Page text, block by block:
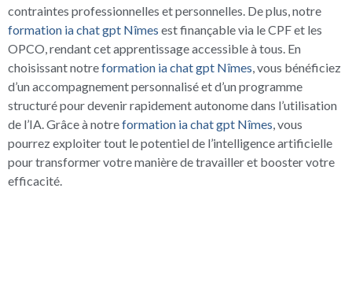
contraintes professionnelles et personnelles. De plus, notre
formation ia chat gpt Nîmes est finançable via le CPF et les
OPCO, rendant cet apprentissage accessible à tous. En
choisissant notreformation ia chat gpt Nîmes , vous bénéficiez
d’un accompagnement personnalisé et d’un programme
structuré pour devenir rapidement autonome dans l’utilisation
de l’IA. Grâce à notreformation ia chat gpt Nîmes , vous
pourrez exploiter tout le potentiel de l’intelligence artificielle
pour transformer votre manière de travailler et booster votre
efficacité.